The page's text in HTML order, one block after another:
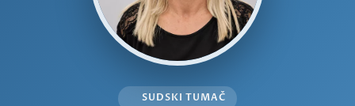
SUDSKI TUMAČ